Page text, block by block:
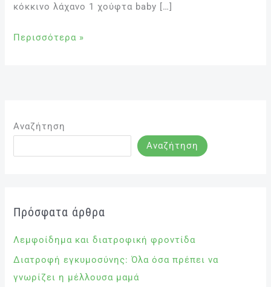
κόκκινο λάχανο 1 χούφτα baby […]
Περισσότερα »
Αναζήτηση
Αναζήτηση
Πρόσφατα άρθρα
Λεμφοίδημα και διατροφική φροντίδα
Διατροφή εγκυμοσύνης: Όλα όσα πρέπει να
γνωρίζει η μέλλουσα μαμά